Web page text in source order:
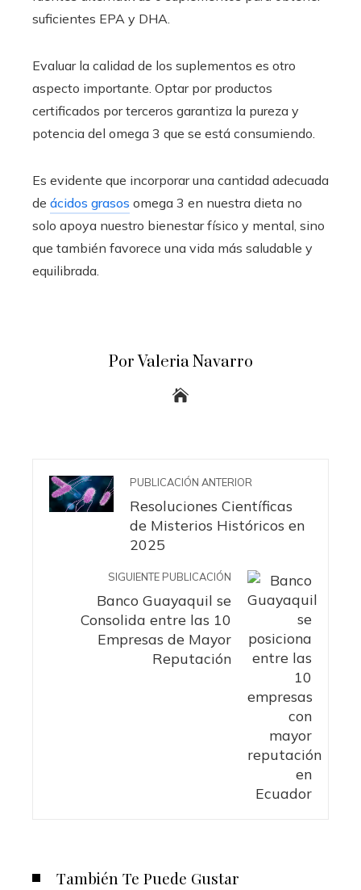
suficientes EPA y DHA.
Evaluar la calidad de los suplementos es otro
aspecto importante. Optar por productos
certificados por terceros garantiza la pureza y
potencia del omega 3 que se está consumiendo.
Es evidente que incorporar una cantidad adecuada
de ácidos grasos omega 3 en nuestra dieta no
solo apoya nuestro bienestar físico y mental, sino
que también favorece una vida más saludable y
equilibrada.
Por Valeria Navarro
PUBLICACIÓN ANTERIOR
Resoluciones Científicas
de Misterios Históricos en
2025
SIGUIENTE PUBLICACIÓN
Banco Guayaquil se
Consolida entre las 10
Empresas de Mayor
Reputación
También Te Puede Gustar